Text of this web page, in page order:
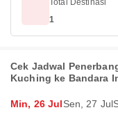
Total Destinasi
1
Cek Jadwal
Kuching ke Bandara
Min, 26 JulSen, 27 Jul